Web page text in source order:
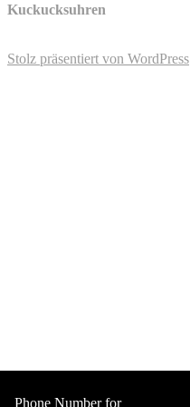
Kuckucksuhren
Stolz präsentiert von WordPress
Phone Number for